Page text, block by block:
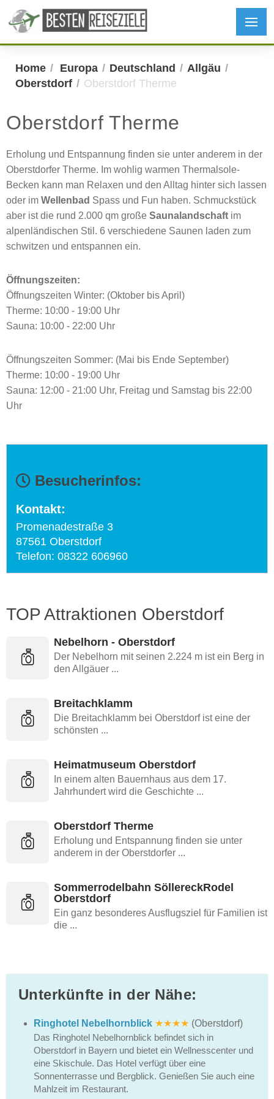
Home Europa Deutschland
Allgäu
Oberstdorf
Oberstdorf Therme
Oberstdorf Therme
Erholung und Entspannung finden sie unter anderem in der
Oberstdorfer Therme. Im wohlig warmen Thermalsole-
Becken kann man Relaxen und den Alltag hinter sich lassen
oder im Wellenbad Spass und Fun haben. Schmuckstück
aber ist die rund 2.000 qm große Saunalandschaft im
alpenländischen Stil. 6 verschiedene Saunen laden zum
schwitzen und entspannen ein.
Öffnungszeiten:
Öffnungszeiten Winter: (Oktober bis April)
Therme: 10:00 - 19:00 Uhr
Sauna: 10:00 - 22:00 Uhr
Öffnungszeiten Sommer: (Mai bis Ende September)
Therme: 10:00 - 19:00 Uhr
Sauna: 12:00 - 21:00 Uhr, Freitag und Samstag bis 22:00
Uhr
Besucherinfos:
Kontakt:
Promenadestraße 3
87561 Oberstdorf
Telefon: 08322 606960
TOP Attraktionen Oberstdorf
Nebelhorn - Oberstdorf
Der Nebelhorn mit seinen 2.224 m ist ein Berg in
den Allgäuer ...
Breitachklamm
Die Breitachklamm bei Oberstdorf ist eine der
schönsten ...
Heimatmuseum Oberstdorf
In einem alten Bauernhaus aus dem 17.
Jahrhundert wird die Geschichte ...
Oberstdorf Therme
Erholung und Entspannung finden sie unter
anderem in der Oberstdorfer ...
Sommerrodelbahn SöllereckRodel
Oberstdorf
Ein ganz besonderes Ausflugsziel für Familien ist
die ...
Unterkünfte in der Nähe:
Ringhotel Nebelhornblick ★★★★ (Oberstdorf)
Das Ringhotel Nebelhornblick befindet sich in
Oberstdorf in Bayern und bietet ein Wellnesscenter und
eine Skischule. Das Hotel verfügt über eine
Sonnenterrasse und Bergblick. Genießen Sie auch eine
Mahlzeit im Restaurant.